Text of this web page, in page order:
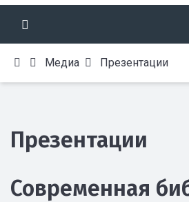
Медиа Презентации
Презентации
Современная